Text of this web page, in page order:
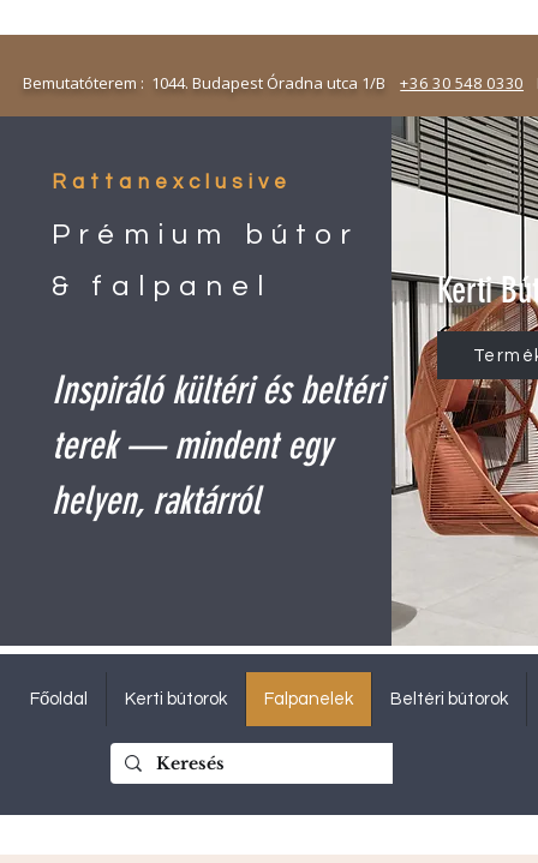
: 1044. Budapest Óradna utca 1/B+36 30 548 0330
Rattanexclusive
Prémium bútor
& falpanel
Inspiráló kültéri és beltéri
terek — mindent egy
helyen, raktárról
Kerti
Főoldal Kerti bútorok Falpanelek Beltéri bútorok